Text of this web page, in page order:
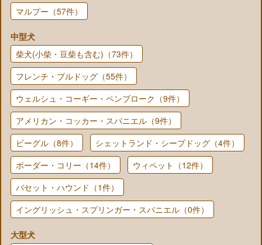
マルプー（57件）
中型犬
柴犬(小柴・豆柴も含む)（73件）
フレンチ・ブルドッグ（55件）
ウェルシュ・コーギー・ペンブローク（9件）
アメリカン・コッカー・スパニエル（9件）
ビーグル（8件）
シェットランド・シープドッグ（4件）
ボーダー・コリー（14件）
ウィペット（12件）
バセット・ハウンド（1件）
イングリッシュ・スプリンガー・スパニエル（0件）
大型犬